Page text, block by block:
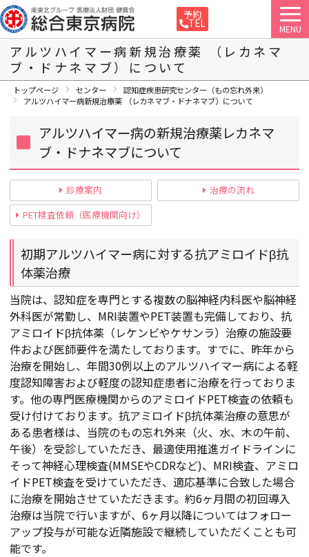
予約
TEL MENU
アルツハイマー病新規治療薬 （レカネマ
ブ・ドナネマブ）について
トップページ センター
認知症疾患研究センター（もの忘れ外来）
アルツハイマー病新規治療薬 （レカネマブ・ドナネマブ）について
アルツハイマー病の新規治療薬レカネマ
ブ・ドナネマブについて
診療案内
治療の流れ
PET検査依頼（医療機関向け）
初期アルツハイマー病に対する抗アミロイドβ抗
体薬治療
当院は、認知症を専門とする複数の脳神経内科医や脳神経
外科医が常勤し、MRI装置やPET装置も完備しており、抗
アミロイドβ抗体薬（レケンビやケサンラ）治療の施設要
件および医師要件を満たしております。すでに、昨年から
治療を開始し、年間30例以上のアルツハイマー病による軽
度認知障害および軽度の認知症患者に治療を行っておりま
す。他の専門医療機関からのアミロイドPET検査の依頼も
受け付けております。抗アミロイドβ抗体薬治療の意思が
ある患者様は、当院のもの忘れ外来（火、水、木の午前、
午後）を受診していただき、最適使用推進ガイドラインに
そって神経心理検査(MMSEやCDRなど)、MRI検査、アミロ
イドPET検査を受けていただき、適応基準に合致した場合
に治療を開始させていただきます。約6ヶ月間の初回導入
治療は当院で行いますが、6ヶ月以降についてはフォロー
アップ投与が可能な近隣施設で継続していただくことも可
能です。